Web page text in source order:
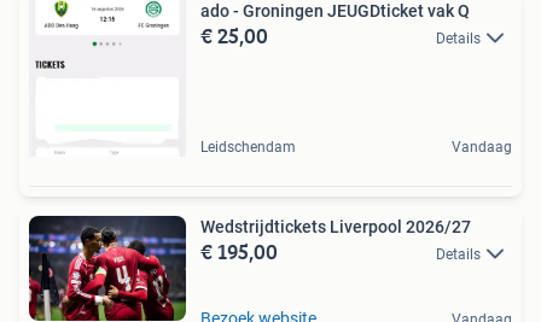
ado - Groningen JEUGDticket vak Q
€ 25,00 Details
Leidschendam Vandaag
Wedstrijdtickets Liverpool 2026/27
€ 195,00 Details